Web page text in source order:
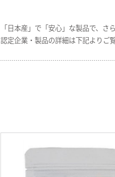
「日本産」で「安心」な製品で、
認定企業・製品の詳細は下記よりご